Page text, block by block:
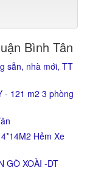
Bình Tân
sẵn, nhà mới, TT
- 121 m2 3 phòng
Hẻm Xe
GÒ XOÀI -DT